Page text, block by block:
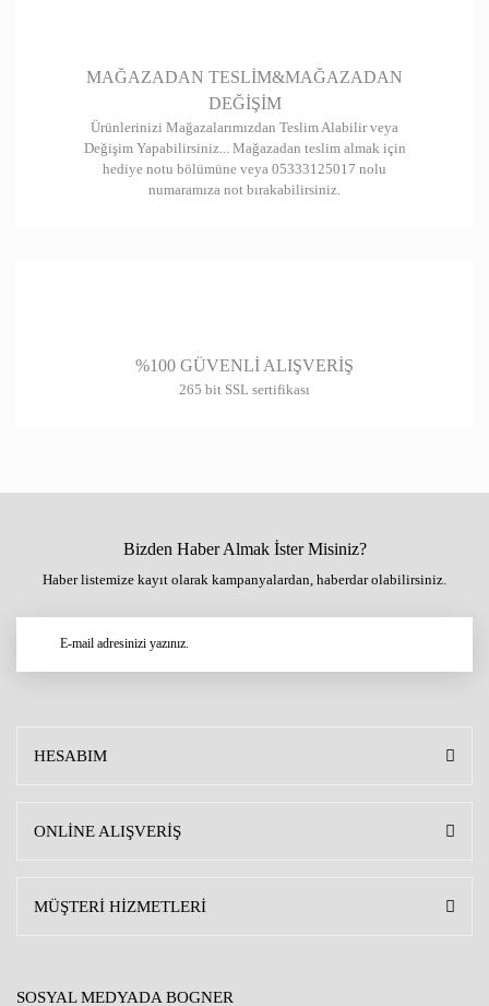
Gönder
MAĞAZADAN TESLİM&MAĞAZADAN
DEĞİŞİM
Ürünlerinizi Mağazalarımızdan Teslim Alabilir veya
Değişim Yapabilirsiniz... Mağazadan teslim almak için
hediye notu bölümüne veya 05333125017 nolu
numaramıza not bırakabilirsiniz.
%100 GÜVENLİ ALIŞVERİŞ
265 bit SSL sertifikası
Bizden Haber Almak İster Misiniz?
Haber listemize kayıt olarak kampanyalardan, haberdar olabilirsiniz.
HESABIM
ONLİNE ALIŞVERİŞ
MÜŞTERİ HİZMETLERİ
SOSYAL MEDYADA BOGNER